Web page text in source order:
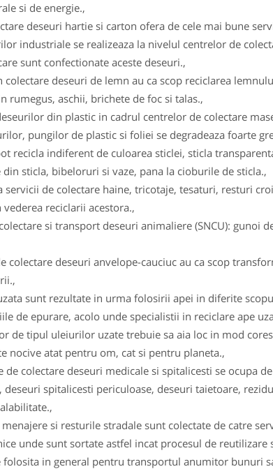
si de energie.,
deseuri hartie si carton ofera de cele mai bune
industriale se realizeaza la nivelul centrelor de
sunt confectionate aceste deseuri.,
colectare deseuri de lemn au ca scop reciclarea
rumegus, aschii, brichete de foc si talas.,
din plastic in cadrul centrelor de colectare
pungilor de plastic si foliei se degradeaza foarte
recicla indiferent de culoarea sticlei, sticla
sticla, bibeloruri si vaze, pana la cioburile de sticla.,
de colectare haine, tricotaje, tesaturi, resturi
reciclarii acestora.,
si transport deseuri animaliere (SNCU):
colectare deseuri anvelope-cauciuc au ca scop
sunt rezultate in urma folosirii apei in diferite
de epurare, acolo unde specialistii in reciclare ape
de tipul uleiurilor uzate trebuie sa aia loc in mod
nocive atat pentru om, cat si pentru planeta.,
de colectare deseuri medicale si spitalicesti se
deseuri spitalicesti periculoase, deseuri taietoare,
si resturile stradale sunt colectate de catre
unde sunt sortate astfel incat procesul de reutilizare
folosita in general pentru transportul anumitor bunuri